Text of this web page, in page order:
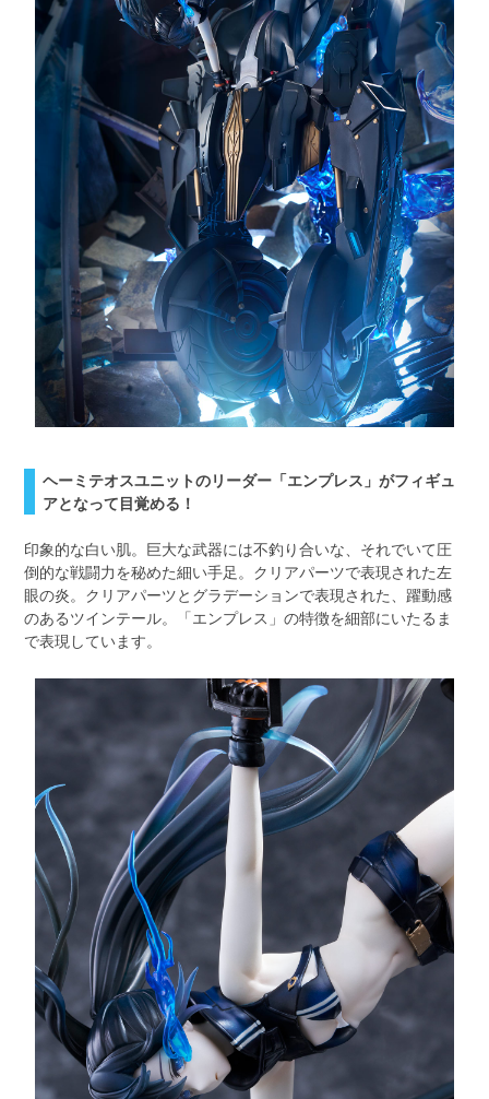
ヘーミテオスユニットのリーダー「エンプレス」がフィギュ
アとなって目覚める！
印象的な白い肌。巨大な武器には不釣り合いな、それでいて圧
倒的な戦闘力を秘めた細い手足。クリアパーツで表現された左
眼の炎。クリアパーツとグラデーションで表現された、躍動感
のあるツインテール。「エンプレス」の特徴を細部にいたるま
で表現しています。